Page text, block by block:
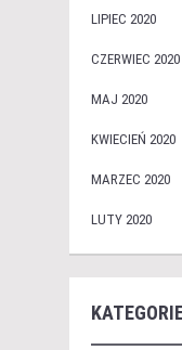
LIPIEC 2020
CZERWIEC 2020
MAJ 2020
KWIECIEŃ 2020
MARZEC 2020
LUTY 2020